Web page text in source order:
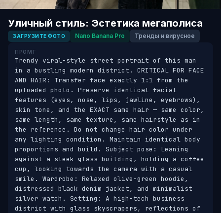
Уличный стиль: Эстетика мегаполиса
ЗАГРУЗИТЕ ФОТО Nano Banana Pro Тренды и вирусное
ПРОМТ
Trendy viral-style street portrait of this man
in a bustling modern district. CRITICAL FOR FACE
AND HAIR: Transfer face exactly 1:1 from the
uploaded photo. Preserve identical facial
features (eyes, nose, lips, jawline, eyebrows),
skin tone, and the EXACT same hair — same color,
same length, same texture, same hairstyle as in
the reference. Do not change hair color under
any lighting condition. Maintain identical body
proportions and build. Subject pose: Leaning
against a sleek glass building, holding a coffee
cup, looking towards the camera with a casual
smile. Wardrobe: Relaxed olive-green hoodie,
distressed black denim jacket, and minimalist
silver watch. Setting: A high-tech business
district with glass skyscrapers, reflections of